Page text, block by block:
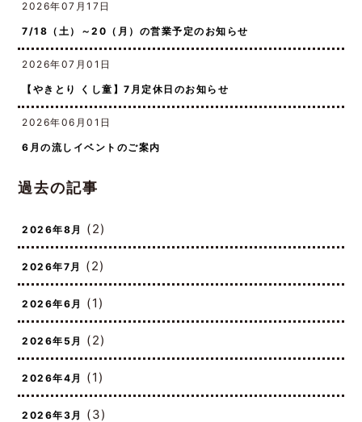
7/18（土）～20（月）の営業予定のお知らせ
【やきとり くし童】7月定休日のお知らせ
2026年8月(2)
2026年7月(2)
2026年6月(1)
2026年5月(2)
2026年4月(1)